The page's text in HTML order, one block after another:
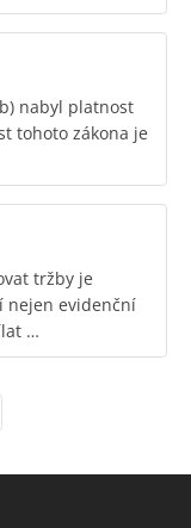
nabyl platnost
tohoto zákona je
tržby je
nejen evidenční
…